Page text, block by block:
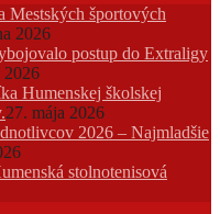
Mestských športových
2026
postup do Extraligy
2026
Humenskej školskej
27. mája 2026
2026 – Najmladšie
stolnotenisová